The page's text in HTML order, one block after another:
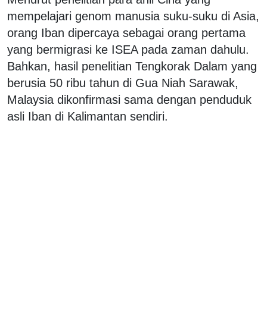
mempelajari genom manusia suku-suku di Asia,
orang Iban dipercaya sebagai orang pertama
yang bermigrasi ke ISEA pada zaman dahulu.
Bahkan, hasil penelitian Tengkorak Dalam yang
berusia 50 ribu tahun di Gua Niah Sarawak,
Malaysia dikonfirmasi sama dengan penduduk
asli Iban di Kalimantan sendiri.